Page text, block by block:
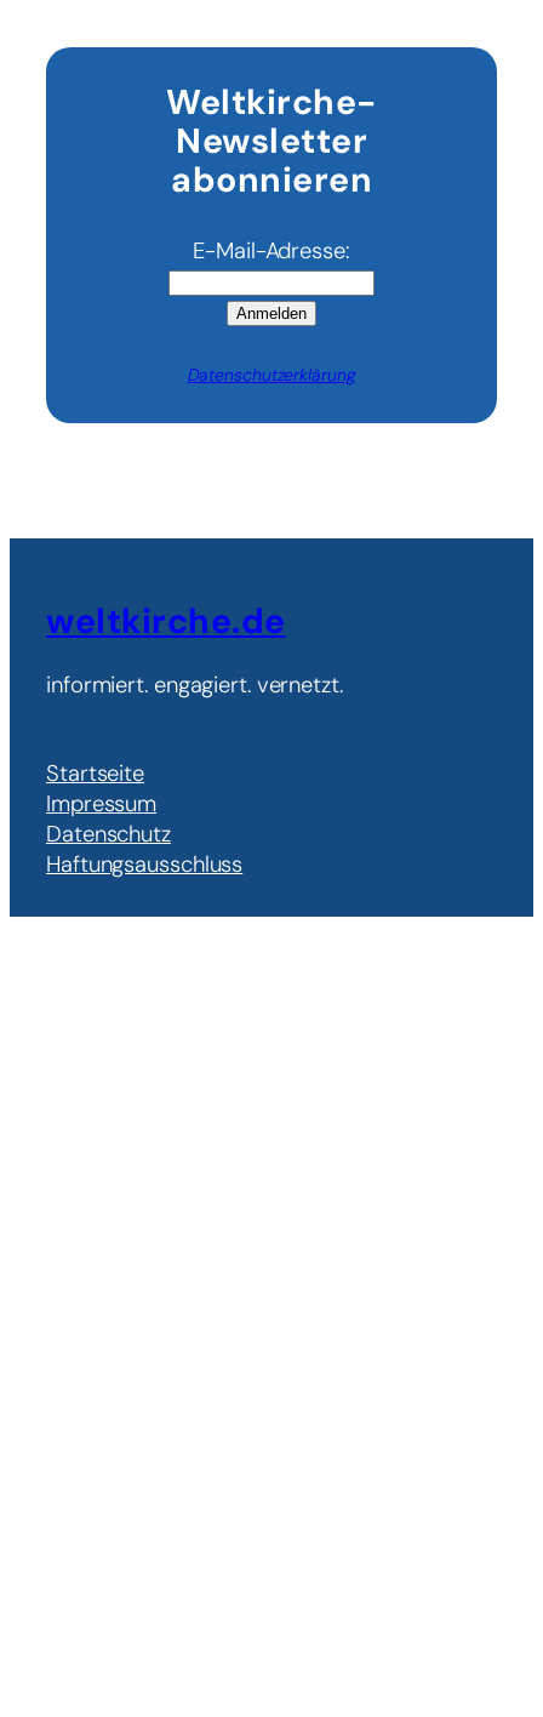
blüht
Glücksspiel
Weltkirche-
Newsletter
abonnieren
E-Mail-Adresse:
Anmelden
Datenschutzerklärung
weltkirche.de
informiert. engagiert. vernetzt.
Startseite
Impressum
Datenschutz
Haftungsausschluss